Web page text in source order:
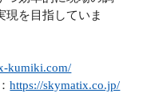
現を目指していま
kumiki.com/
https://skymatix.co.jp/